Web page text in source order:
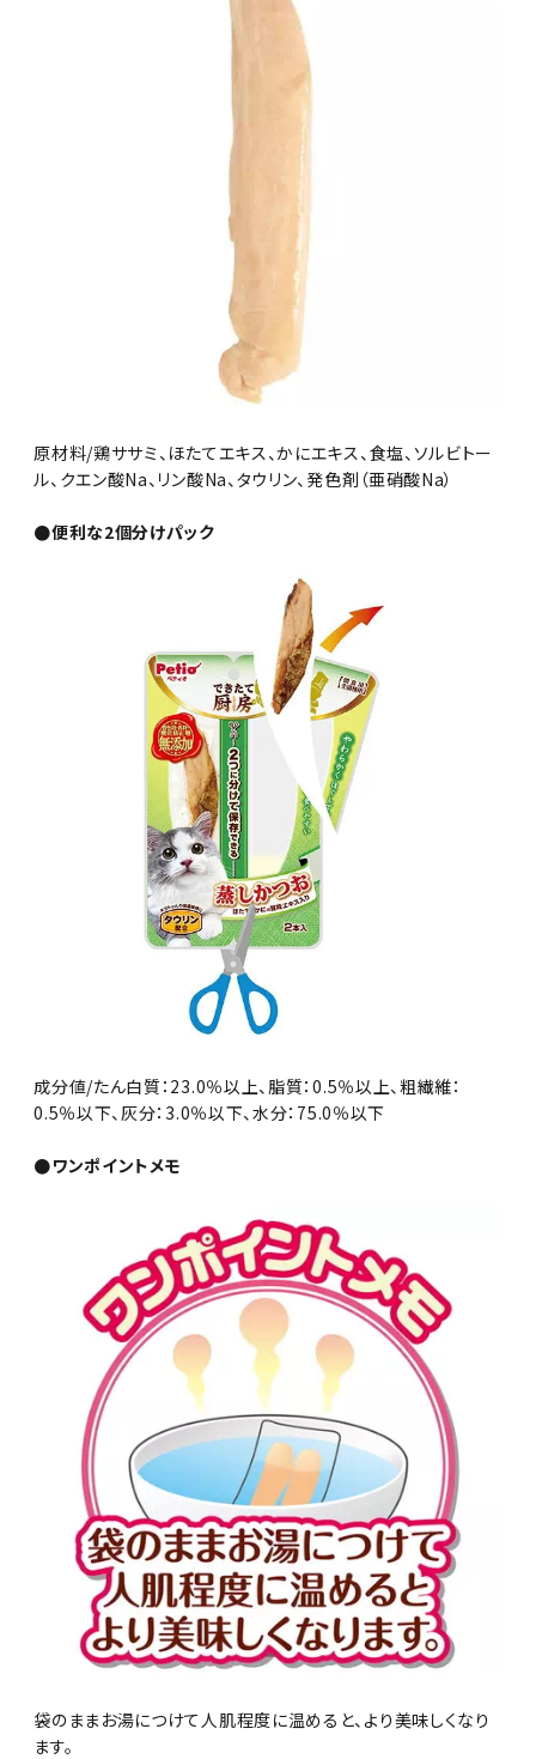
原材料/鶏ササミ、ほたてエキス、かにエキス、食塩、ソルビトー
ル、クエン酸Na、リン酸Na、タウリン、発色剤（亜硝酸Na）
●便利な2個分けパック
成分値/たん白質：23.0％以上、脂質：0.5％以上、粗繊維：
0.5％以下、灰分：3.0％以下、水分：75.0％以下
●ワンポイントメモ
袋のままお湯につけて人肌程度に温めると、より美味しくなり
ます。